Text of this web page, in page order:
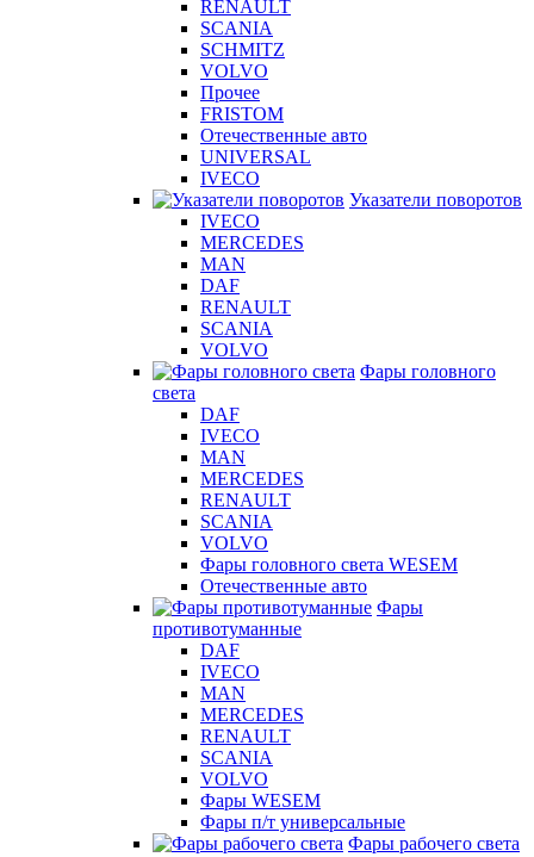
RENAULT
SCANIA
SCHMITZ
VOLVO
Прочее
FRISTOM
Отечественные авто
UNIVERSAL
IVECO
Указатели поворотов
IVECO
MERCEDES
MAN
DAF
RENAULT
SCANIA
VOLVO
Фары головного
света
DAF
IVECO
MAN
MERCEDES
RENAULT
SCANIA
VOLVO
Фары головного света WESEM
Отечественные авто
Фары
противотуманные
DAF
IVECO
MAN
MERCEDES
RENAULT
SCANIA
VOLVO
Фары WESEM
Фары п/т универсальные
Фары рабочего света